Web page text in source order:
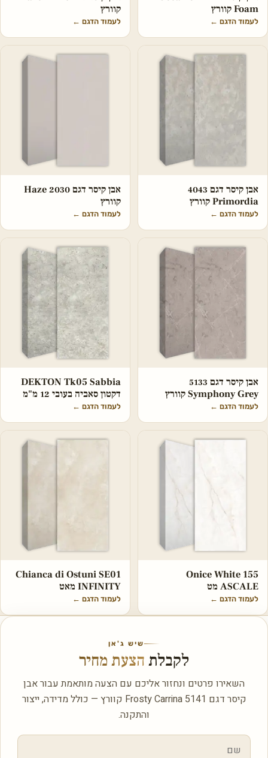
Foam קוורץ
לעמוד הדגם ←
קוורץ
לעמוד הדגם ←
אבן קיסר דגם 4043
Primordia קוורץ
לעמוד הדגם ←
אבן קיסר דגם 2030 Haze
קוורץ
לעמוד הדגם ←
אבן קיסר דגם 5133
Symphony Grey קוורץ
לעמוד הדגם ←
DEKTON Tk05 Sabbia
דקטון סאביה בעובי 12 מ"מ
לעמוד הדגם ←
Onice White 155
ASCALE מט
לעמוד הדגם ←
Chianca di Ostuni SE01
INFINITY מאט
לעמוד הדגם ←
שיש ג'אן
לקבלת הצעת מחיר
השאירו פרטים ונחזור אליכם עם הצעה מותאמת עבור אבן
קיסר דגם 5141 Frosty Carrina קוורץ — כולל מדידה, ייצור
והתקנה.